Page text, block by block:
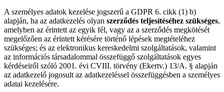
A személyes adatok kezelése jogszerű a GDPR 6. cikk (1) b)
alapján, ha az adatkezelés olyan szerződés teljesítéséhez szükséges,
amelyben az érintett az egyik fél, vagy az a szerződés megkötését
megelőzően az érintett kérésére történő lépések megtételéhez
szükséges; és az elektronikus kereskedelmi szolgáltatások, valamint
az információs társadalommal összefüggő szolgáltatások egyes
kérdéseiről szóló 2001. évi CVIII. törvény (Ekertv.) 13/A. § alapján
az adatkezelő jogosult az adatkezeléssel összefüggésben a személyes
adatai kezelésére.